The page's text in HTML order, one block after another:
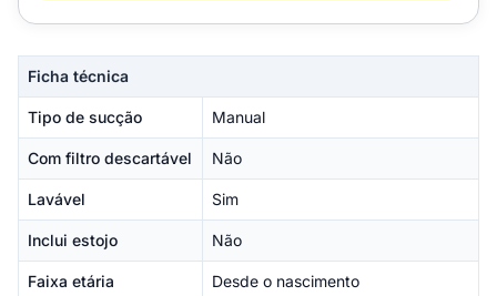
Ficha técnica
Tipo de sucção Manual
Com filtro descartável Não
Lavável Sim
Inclui estojo Não
Faixa etária Desde o nascimento